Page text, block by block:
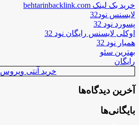
خرید بک لینک behtarinbacklink.com
لایسنس نود32
پسورد نود 32
اوکلی لایسنس رایگان نود 32
همیار نود 32
بهترین سئو
رایگان
خرید آنتی ویروس
آخرین دیدگاه‌ها
بایگانی‌ها